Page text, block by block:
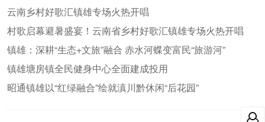
云南乡村好歌汇镇雄专场火热开唱
村歌启幕避暑盛宴！云南省乡村好歌汇镇雄专场火热开唱
镇雄：深耕“生态+文旅”融合 赤水河蝶变富民“旅游河”
镇雄塘房镇全民健身中心全面建成投用
昭通镇雄以“红绿融合”绘就滇川黔休闲“后花园”